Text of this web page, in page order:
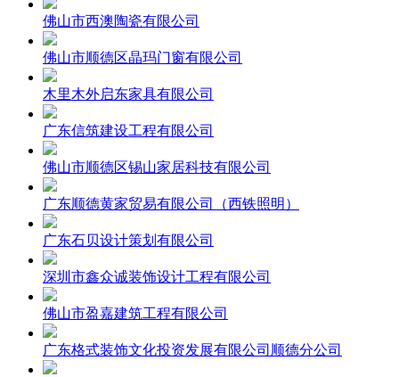
佛山市西澳陶瓷有限公司
佛山市顺德区晶玛门窗有限公司
木里木外启东家具有限公司
广东信筑建设工程有限公司
佛山市顺德区锡山家居科技有限公司
广东顺德黄家贸易有限公司（西铁照明）
广东石贝设计策划有限公司
深圳市鑫众诚装饰设计工程有限公司
佛山市盈嘉建筑工程有限公司
广东格式装饰文化投资发展有限公司顺德分公司